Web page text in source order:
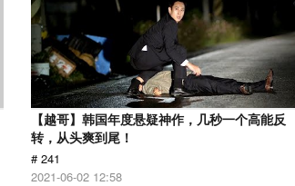
【越哥】韩国年度悬疑神作，几秒一个高能反
转，从头爽到尾！
# 241
2021-06-02 12:58